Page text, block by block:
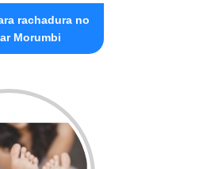
rachadura no
Morumbi